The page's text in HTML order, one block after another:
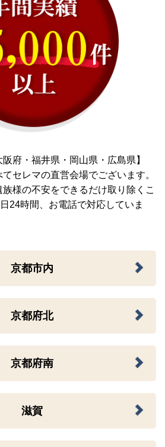
阪府・福井県・岡山県・広島県】
セレマの直営会場でございます。
様の不安をできるだけ取り除くこ
24時間、お電話で対応していま
京都市内
京都府北
京都府南
滋賀